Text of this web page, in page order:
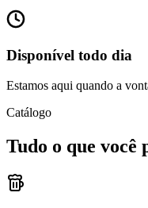
Disponível todo dia
Estamos aqui quando a
Catálogo
Tudo o que você